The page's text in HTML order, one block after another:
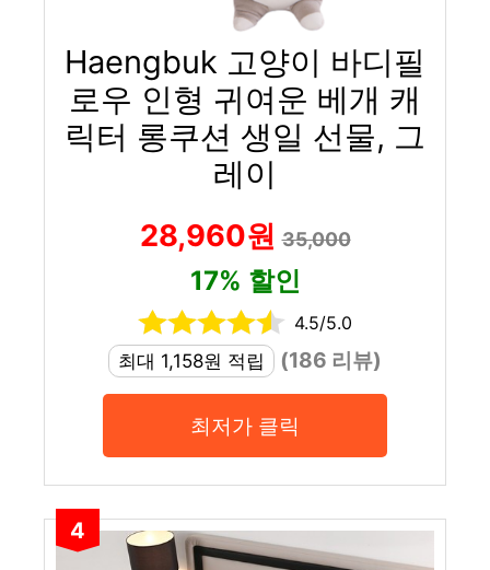
Haengbuk 고양이 바디필
로우 인형 귀여운 베개 캐
릭터 롱쿠션 생일 선물, 그
레이
28,960원35,000
17% 할인
4.5/5.0
최대 1,158원 적립
(186 리뷰)
최저가 클릭
4